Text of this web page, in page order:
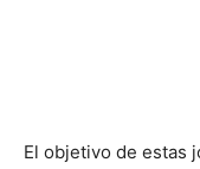
El objetivo de estas